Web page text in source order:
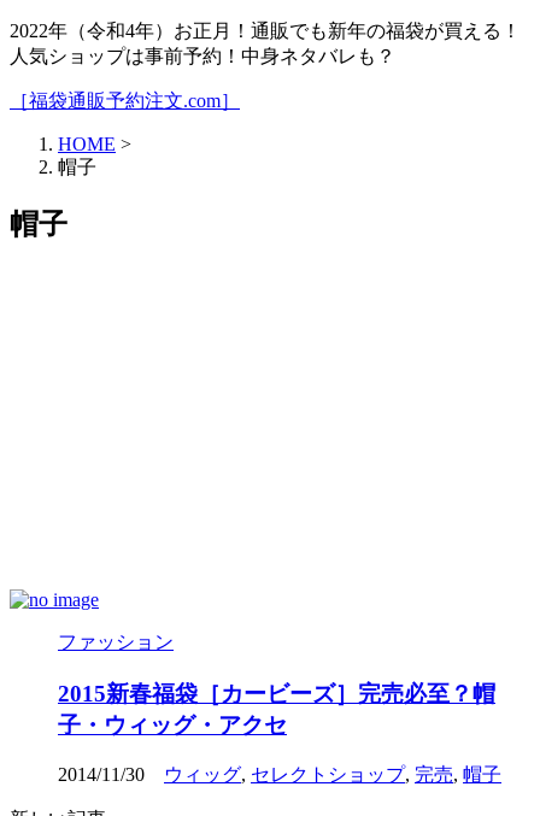
2022年（令和4年）お正月！通販でも新年の福袋が買える！
人気ショップは事前予約！中身ネタバレも？
［福袋通販予約注文.com］
HOME >
帽子
帽子
ファッション
2015新春福袋［カービーズ］完売必至？帽
子・ウィッグ・アクセ
2014/11/30 ウィッグ, セレクトショップ, 完売, 帽子